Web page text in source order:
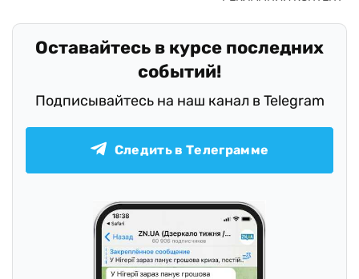
Оставайтесь в курсе последних
событий!
Подписывайтесь на наш канал в Telegram
Следить в Телеграмме